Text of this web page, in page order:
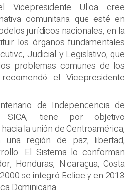
Vicepresidente Ulloa cree
comunitaria que esté en
jurídicos nacionales, en la
los órganos fundamentales
Judicial y Legislativo, que
problemas comunes de los
el Vicepresidente
de Independencia de
SICA, tiene por objetivo
la unión de Centroamérica,
una región de paz, libertad,
El Sistema lo conforman
Honduras, Nicaragua, Costa
se integró Belice y en 2013
Dominicana.